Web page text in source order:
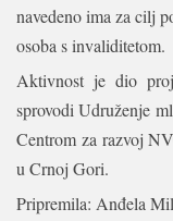
navedeno ima za cilj
osoba s invaliditetom.
Aktivnost je dio
sprovodi Udruženje
Centrom za razvoj
u Crnoj Gori.
Pripremila: Anđela